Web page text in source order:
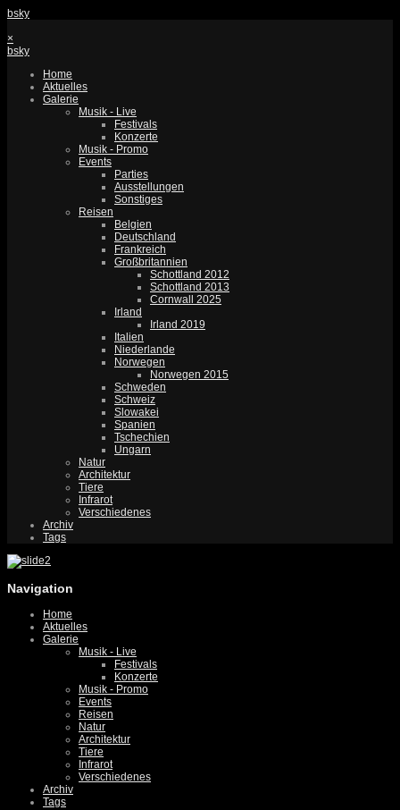
bsky
×
bsky
Home
Aktuelles
Galerie
Musik - Live
Festivals
Konzerte
Musik - Promo
Events
Parties
Ausstellungen
Sonstiges
Reisen
Belgien
Deutschland
Frankreich
Großbritannien
Schottland 2012
Schottland 2013
Cornwall 2025
Irland
Irland 2019
Italien
Niederlande
Norwegen
Norwegen 2015
Schweden
Schweiz
Slowakei
Spanien
Tschechien
Ungarn
Natur
Architektur
Tiere
Infrarot
Verschiedenes
Archiv
Tags
Navigation
Home
Aktuelles
Galerie
Musik - Live
Festivals
Konzerte
Musik - Promo
Events
Reisen
Natur
Architektur
Tiere
Infrarot
Verschiedenes
Archiv
Tags